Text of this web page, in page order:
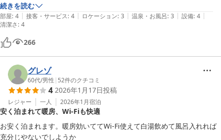
続きを読む
部屋: 4 | 接客・サービス: 4 | ロケーション: 3 | 温泉・お風呂: 3 | 設備: 4 |
清潔さ: 4
266
グレゾ
60代/男性 | 52件のクチコミ
4 2026年1月17日投稿
レジャー 一人 2026年1月宿泊
安く泊まれて暖房、Wi-Fiも快適
お安く泊まれます。暖房効いててWi-Fi使えて白湯飲めて風呂入れれば
充分じやないでしようか